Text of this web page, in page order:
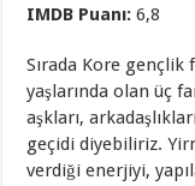
IMDB Puanı: 6,8
Sırada Kore
yaşlarında olan üç
aşkları,
geçidi diyebiliriz.
verdiği enerjiyi,